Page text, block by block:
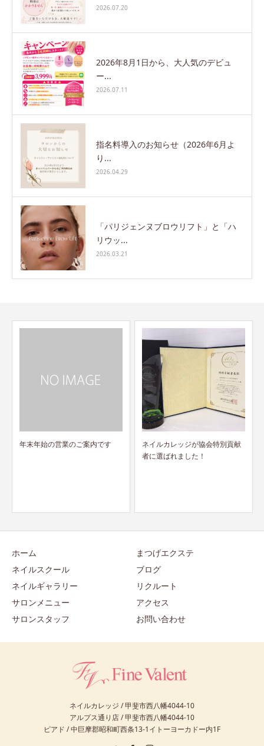
2026.07.20
2026年8月1日から、大人気のデビュ
ー...
2026.07.11
指名料導入のお知らせ（2026年6月よ
り...
2026.04.29
「パリジェンヌブロウリフト」と「ハ
リウッ...
2026.03.21
ネイルカレッジが協会特別貢献
ホーム
ネイルスクール
ネイルギャラリー
サロンメニュー
サロンスタッフ
まつげエクステ
ブログ
リクルート
アクセス
お問い合わせ
ネイルカレッジ / 甲斐市西八幡4044-10
アルプス通り店 / 甲斐市西八幡4044-10
ピアド / 中巨摩郡昭和町西条13-1イトーヨーカドー内1F